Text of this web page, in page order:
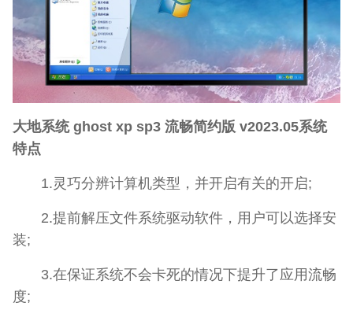
大地系统 ghost xp sp3 流畅简约版 v2023.05系统
特点
1.灵巧分辨计算机类型，并开启有关的开启;
2.提前解压文件系统驱动软件，用户可以选择安
装;
3.在保证系统不会卡死的情况下提升了应用流畅
度;